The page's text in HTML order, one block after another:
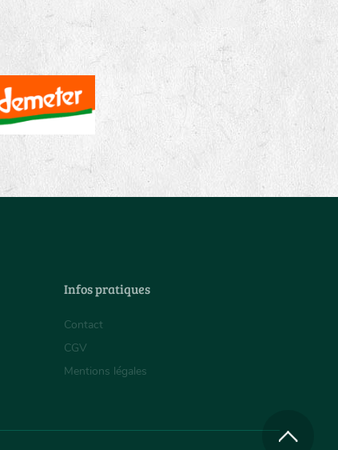
Infos pratiques
Contact
CGV
Mentions légales